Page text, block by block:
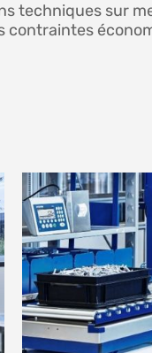
techniques sur
contraintes